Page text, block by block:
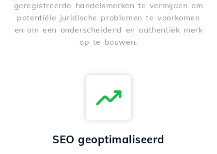
geregistreerde handelsmerken te vermijden om
potentiële juridische problemen te voorkomen
en om een onderscheidend en authentiek merk
op te bouwen.
SEO geoptimaliseerd